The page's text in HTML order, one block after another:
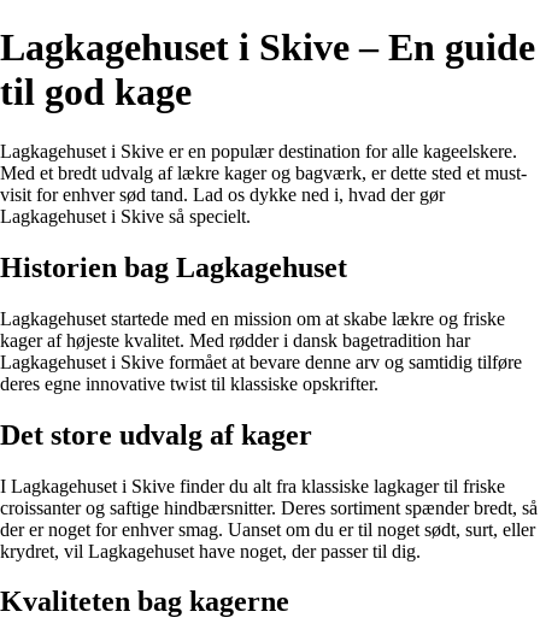
Lagkagehuset i Skive – En guide
til god kage
Lagkagehuset i Skive er en populær destination for alle kageelskere.
Med et bredt udvalg af lækre kager og bagværk, er dette sted et must-
visit for enhver sød tand. Lad os dykke ned i, hvad der gør
Lagkagehuset i Skive så specielt.
Historien bag Lagkagehuset
Lagkagehuset startede med en mission om at skabe lækre og friske
kager af højeste kvalitet. Med rødder i dansk bagetradition har
Lagkagehuset i Skive formået at bevare denne arv og samtidig tilføre
deres egne innovative twist til klassiske opskrifter.
Det store udvalg af kager
I Lagkagehuset i Skive finder du alt fra klassiske lagkager til friske
croissanter og saftige hindbærsnitter. Deres sortiment spænder bredt, så
der er noget for enhver smag. Uanset om du er til noget sødt, surt, eller
krydret, vil Lagkagehuset have noget, der passer til dig.
Kvaliteten bag kagerne